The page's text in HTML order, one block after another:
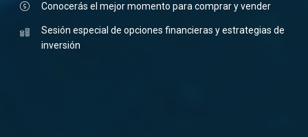
Conocerás el mejor momento para comprar y vender
Sesión especial de opciones financieras y estrategias de
inversión